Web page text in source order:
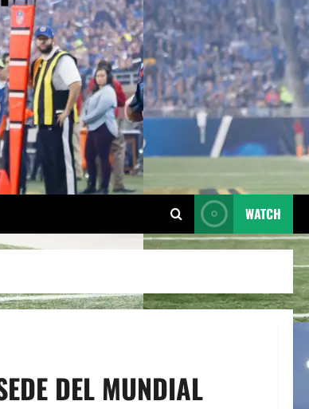
WATCH
DEL MUNDIAL